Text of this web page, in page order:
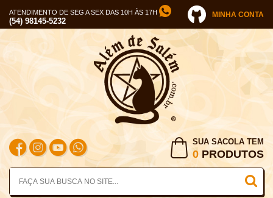
ATENDIMENTO DE SEG A SEX DAS 10H ÀS 17H
(54) 98145-5232
MINHA CONTA
SUA SACOLA TEM
0 PRODUTOS